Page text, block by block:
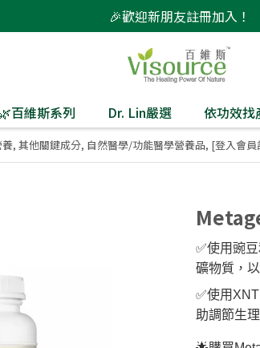
🎉歡迎新朋友註冊加入！
百維斯系列 Dr. Lin嚴選 依功效找
, 其他關鍵成分, 自然醫學/功能醫學營養品, [登入會員
✅️使用豌
礦物質，
✅️使用
助調節生